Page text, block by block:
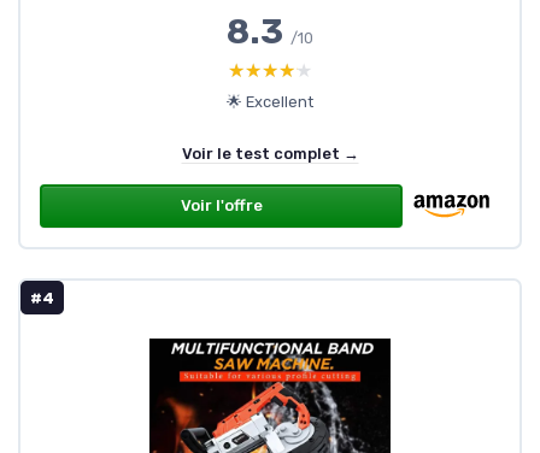
8.3 /10
★★★★★
★★★★★
🌟 Excellent
Voir le test complet →
Voir l'offre
#4